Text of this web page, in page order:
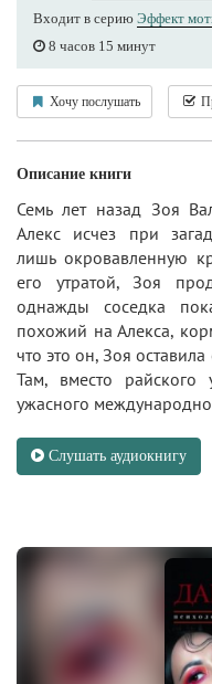
Входит в серию Эффект
8 часов 15 минут
Хочу послушать
Описание книги
Семь лет назад Зоя
Алекс исчез при
лишь окровавленную
его утратой, Зоя
однажды соседка
похожий на Алекса,
что это он, Зоя
Там, вместо райского
ужасного
Слушать аудиокнигу